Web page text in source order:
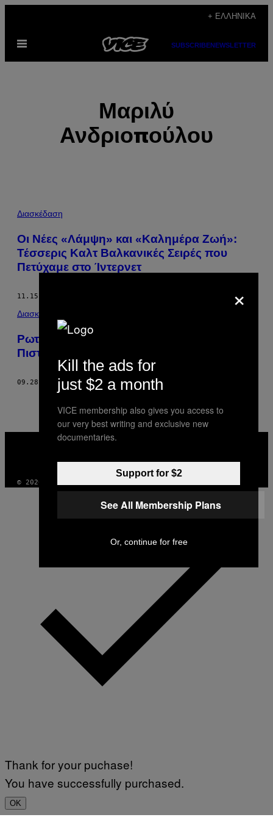
περιεχόμενο
+ ΕΛΛΗΝΙΚΆ
Ανοίξτε
μενού
SUBSCRIBENEWSLETTER
Μαριλύ
Ανδριοπούλου
POSTS
BY
THIS
Διασκέδαση
Οι Νέες «Λάμψη» και «Καλημέρα Ζωή»:
Τέσσερις Καλτ Βαλκανικές Σειρές που
Πετύχαμε στο Ίντερνετ
11.15.16
Διασκέδαση
Ρωτήσαμε Ταξιτζήδες στην Αθήνα Γιατί
Πιστεύουν ότι τους Μισούν οι Πελάτες τους
09.28.16 ΚΕΊΜΕΝΟ ΜΑΡΙΛΎ ΑΝΔΡΙΟΠΟΎΛΟΥ
VICE
INSTAGRAM
TIKTOK
YOUTUBE
© 2026 VICE DIGITAL PUBLISHING, LLC
×
Kill the ads for
just $2 a month
VICE membership also gives you access to
our very best writing and exclusive new
documentaries.
Support for $2
See All Membership Plans
Or, continue for free
Thank for your puchase!
You have successfully purchased.
OK